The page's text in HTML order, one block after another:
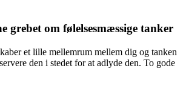
grebet om følelsesmæssige tanker
et lille mellemrum mellem dig og tanken
den i stedet for at adlyde den. To gode